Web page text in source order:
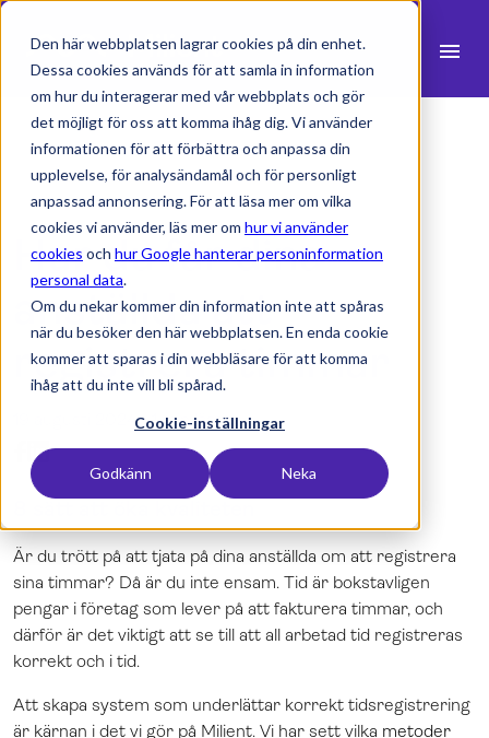
Den här webbplatsen lagrar cookies på din enhet.
Dessa cookies används för att samla in information
om hur du interagerar med vår webbplats och gör
det möjligt för oss att komma ihåg dig. Vi använder
informationen för att förbättra och anpassa din
upplevelse, för analysändamål och för personligt
anpassad annonsering. För att läsa mer om vilka
cookies vi använder, läs mer om hur vi använder
cookies och hur Google hanterar personinformation
personal data.
Om du nekar kommer din information inte att spåras
när du besöker den här webbplatsen. En enda cookie
kommer att sparas i din webbläsare för att komma
ihåg att du inte vill bli spårad.
Cookie-inställningar
Godkänn Neka
menu
Produkter
Branscher
Resurser
Integrationer
search
language
Svenska
English
Norsk
Logga in
Hur du får dina
anställda att
registrera timmar
19 augusti 2024 -1 min lästid
Är du trött på att tjata på dina anställda om att registrera
sina timmar? Då är du inte ensam. Tid är bokstavligen
pengar i företag som lever på att fakturera timmar, och
därför är det viktigt att se till att all arbetad tid registreras
korrekt och i tid.
Att skapa system som underlättar korrekt tidsregistrering
är kärnan i det vi gör på Milient. Vi har sett vilka metoder